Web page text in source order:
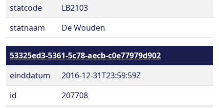
statcode
LB2103
statnaam
De Wouden
53325ed3-5361-5c78-aecb-c0e77979d902
einddatum
2016-12-31T23:59:59Z
id
207708